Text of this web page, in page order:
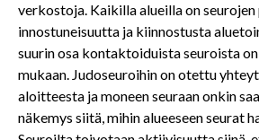
verkostoja. Kaikilla alueilla on
innostuneisuutta ja kiinnostusta
suurin osa kontaktoiduista seuroista
mukaan. Judoseuroihin on otettu
aloitteesta ja moneen seuraan onkin
näkemys siitä, mihin alueeseen seurat